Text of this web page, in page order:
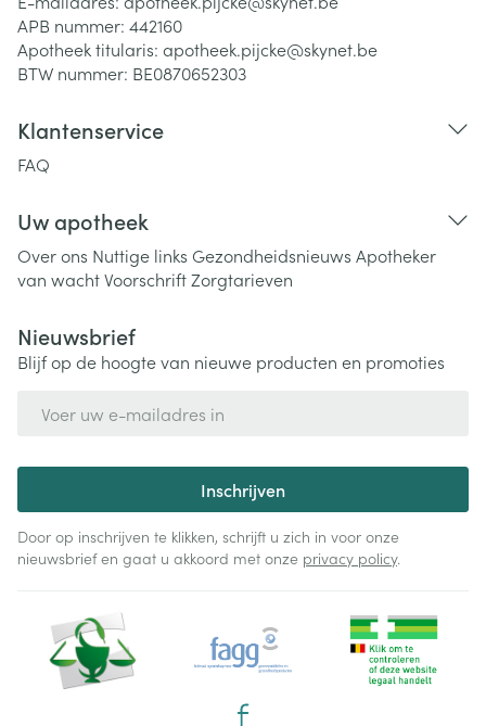
APB nummer: 442160
Apotheek titularis: apotheek.pijcke@skynet.be
BTW nummer: BE0870652303
Klantenservice
FAQ
Uw apotheek
Over ons Nuttige links Gezondheidsnieuws Apotheker
van wachtVoorschriftZorgtarieven
Nieuwsbrief
Blijf op de hoogte van nieuwe producten en promoties
Inschrijven
Door op inschrijven te klikken, schrijft u zich in voor onze
nieuwsbrief en gaat u akkoord met onze privacy policy.